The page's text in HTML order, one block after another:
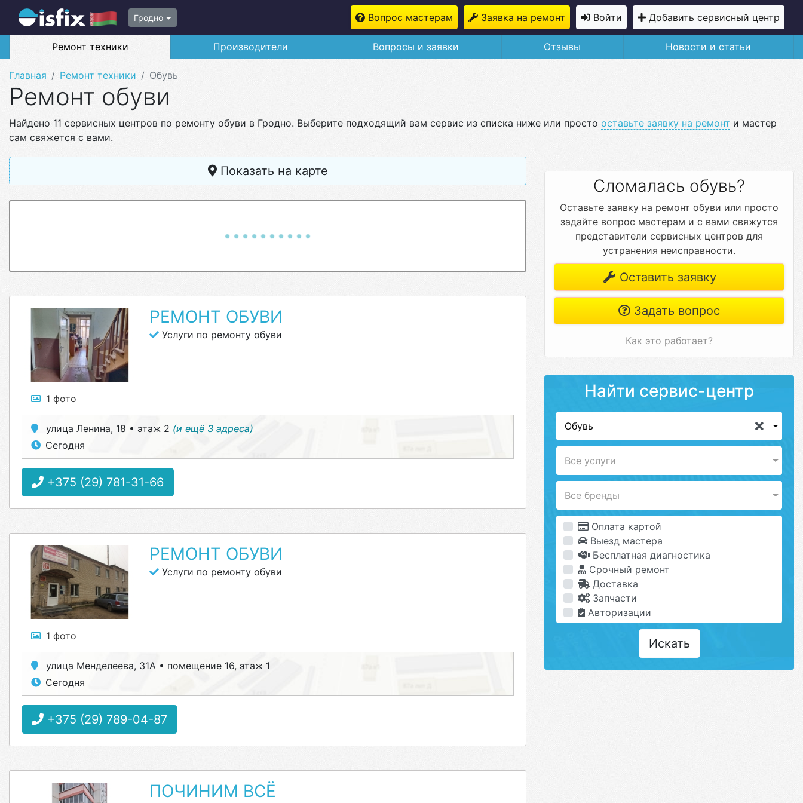
Гродно Вопрос мастерам Заявка на ремонт Войти Добавить сервисный центр
Ремонт техники Производители Вопросы и заявки Отзывы Новости и статьи
Главная Ремонт техники Обувь
Ремонт обуви
Найдено 11 сервисных центров по ремонту обуви в Гродно. Выберите подходящий вам сервис из списка ниже или просто оставьте заявку на ремонт и мастер
сам свяжется с вами.
Показать на карте
1 фото
РЕМОНТ ОБУВИ
Услуги по ремонту обуви
улица Ленина, 18 • этаж 2 (и ещё 3 адреса)
Сегодня
+375 (29) 781-31-66
1 фото
РЕМОНТ ОБУВИ
Услуги по ремонту обуви
улица Менделеева, 31А • помещение 16, этаж 1
Сегодня
+375 (29) 789-04-87
ПОЧИНИМ ВСЁ
Сломалась обувь?
Оставьте заявку на ремонт обуви или просто
задайте вопрос мастерам и с вами свяжутся
представители сервисных центров для
устранения неисправности.
Оставить заявку
Задать вопрос
Как это работает?
Найти сервис-центр
Обувь
Все услуги
Все бренды
Оплата картой
Выезд мастера
Бесплатная диагностика
Срочный ремонт
Доставка
Запчасти
Авторизации
Искать